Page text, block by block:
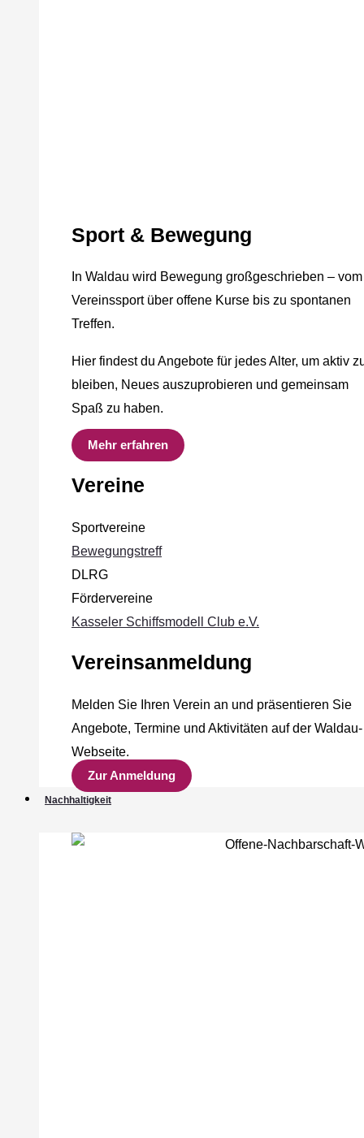
Sport & Bewegung
In Waldau wird Bewegung großgeschrieben – vom
Vereinssport über offene Kurse bis zu spontanen
Treffen.
Hier findest du Angebote für jedes Alter, um aktiv
bleiben, Neues auszuprobieren und gemeinsam
Spaß zu haben.
Mehr erfahren
Vereine
Sportvereine
Bewegungstreff
DLRG
Fördervereine
Kasseler Schiffsmodell Club e.V.
Vereinsanmeldung
Melden Sie Ihren Verein an und präsentieren Sie
Angebote, Termine und Aktivitäten auf der Waldau-
Webseite.
Zur Anmeldung
Nachhaltigkeit